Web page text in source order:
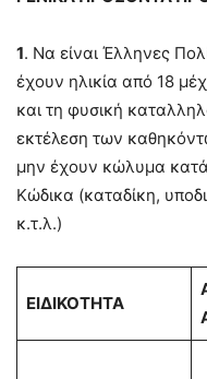
1. Να είναι Έλληνες
έχουν ηλικία από 18
και τη φυσική
εκτέλεση των
μην έχουν κώλυμα
Κώδικα (καταδίκη,
κ.τ.λ.)
ΕΙΔΙΚΟΤΗΤΑ